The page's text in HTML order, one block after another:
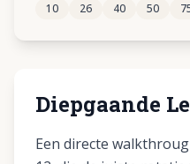
480 481
10 26 40 50
Diepgaande
Een directe